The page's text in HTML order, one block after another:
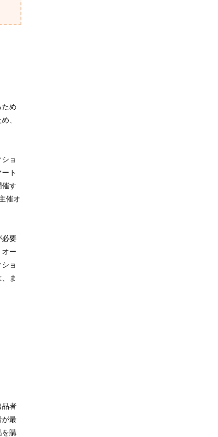
ため
、
ョ
ト
催す
催オ
必要
オー
ョ
ま
品者
が最
を購